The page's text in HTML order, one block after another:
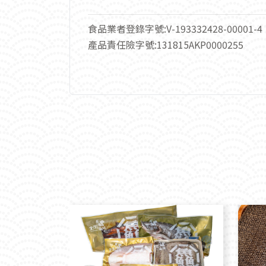
食品業者登錄字號:V-193332428-00001-4
產品責任險字號:131815AKP0000255